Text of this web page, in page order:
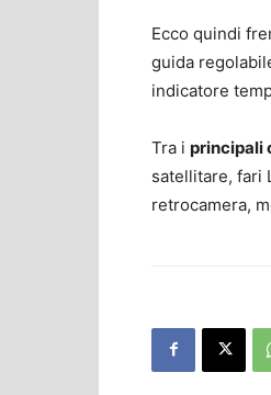
Ecco quindi
guida
indicatore
Tra i principali
satellitare, fari
retrocamera,